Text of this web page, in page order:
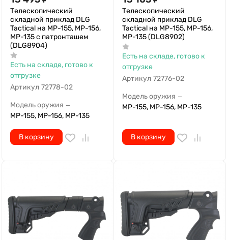
Телескопический
складной приклад DLG
Tactical на МР-155, МР-156,
МР-135 с патронташем
(DLG8904)
Есть на складе, готово к
отгрузке
Артикул 72778-02
Модель оружия —
МР-155, МР-156, МР-135
В корзину
Телескопический
складной приклад DLG
Tactical на МР-155, МР-156,
МР-135 (DLG8902)
Есть на складе, готово к
отгрузке
Артикул 72776-02
Модель оружия —
МР-155, МР-156, МР-135
В корзину